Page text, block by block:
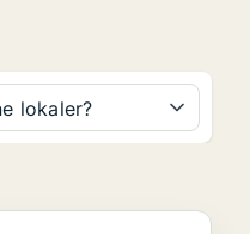
lokaler?